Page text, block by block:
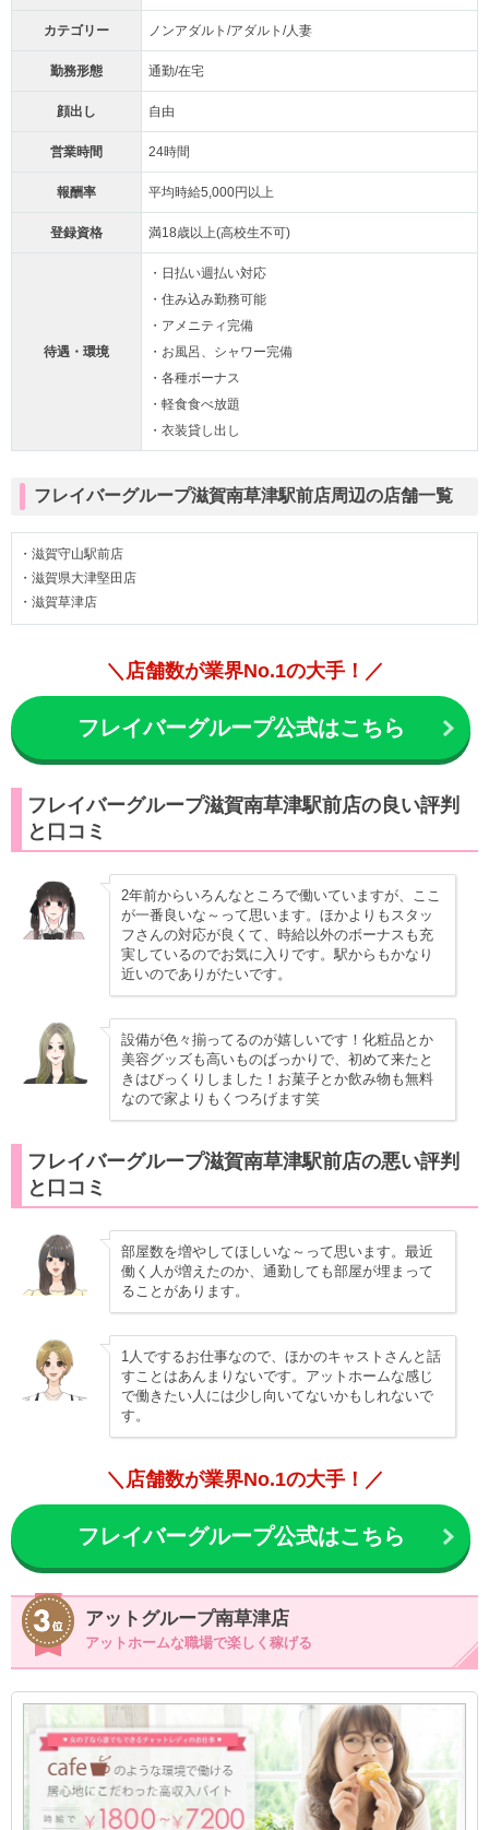
カテゴリー ノンアダルト/アダルト/人妻
勤務形態 通勤/在宅
顔出し 自由
営業時間 24時間
報酬率 平均時給5,000円以上
登録資格 満18歳以上(高校生不可)
待遇・環境
・日払い週払い対応
・住み込み勤務可能
・アメニティ完備
・お風呂、シャワー完備
・各種ボーナス
・軽食食べ放題
・衣装貸し出し
フレイバーグループ滋賀南草津駅前店周辺の店舗一覧
・滋賀守山駅前店
・滋賀県大津堅田店
・滋賀草津店
＼店舗数が業界No.1の大手！／
フレイバーグループ公式はこちら
フレイバーグループ滋賀南草津駅前店の良い評判
と口コミ
2年前からいろんなところで働いていますが、ここ
が一番良いな～って思います。ほかよりもスタッ
フさんの対応が良くて、時給以外のボーナスも充
実しているのでお気に入りです。駅からもかなり
近いのでありがたいです。
設備が色々揃ってるのが嬉しいです！化粧品とか
美容グッズも高いものばっかりで、初めて来たと
きはびっくりしました！お菓子とか飲み物も無料
なので家よりもくつろげます笑
フレイバーグループ滋賀南草津駅前店の悪い評判
と口コミ
部屋数を増やしてほしいな～って思います。最近
働く人が増えたのか、通勤しても部屋が埋まって
ることがあります。
1人でするお仕事なので、ほかのキャストさんと話
すことはあんまりないです。アットホームな感じ
で働きたい人には少し向いてないかもしれないで
す。
＼店舗数が業界No.1の大手！／
フレイバーグループ公式はこちら
アットグループ南草津店
アットホームな職場で楽しく稼げる